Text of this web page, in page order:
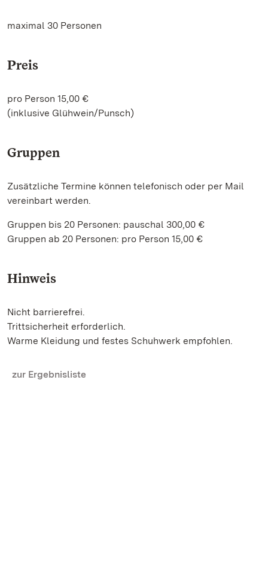
maximal 30 Personen
Preis
pro Person 15,00 €
(inklusive Glühwein/Punsch)
Gruppen
Zusätzliche Termine können telefonisch oder per Mail
vereinbart werden.
Gruppen bis 20 Personen: pauschal 300,00 €
Gruppen ab 20 Personen: pro Person 15,00 €
Hinweis
Nicht barrierefrei.
Trittsicherheit erforderlich.
Warme Kleidung und festes Schuhwerk empfohlen.
zur Ergebnisliste